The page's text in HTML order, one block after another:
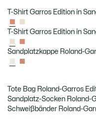
T-Shirt Garros Edition in
T-Shirt Garros Edition in
Sandplatzkappe Roland-
Tote Bag Roland-Garros
Sandplatz-Socken Roland-
Schweißbänder Roland-